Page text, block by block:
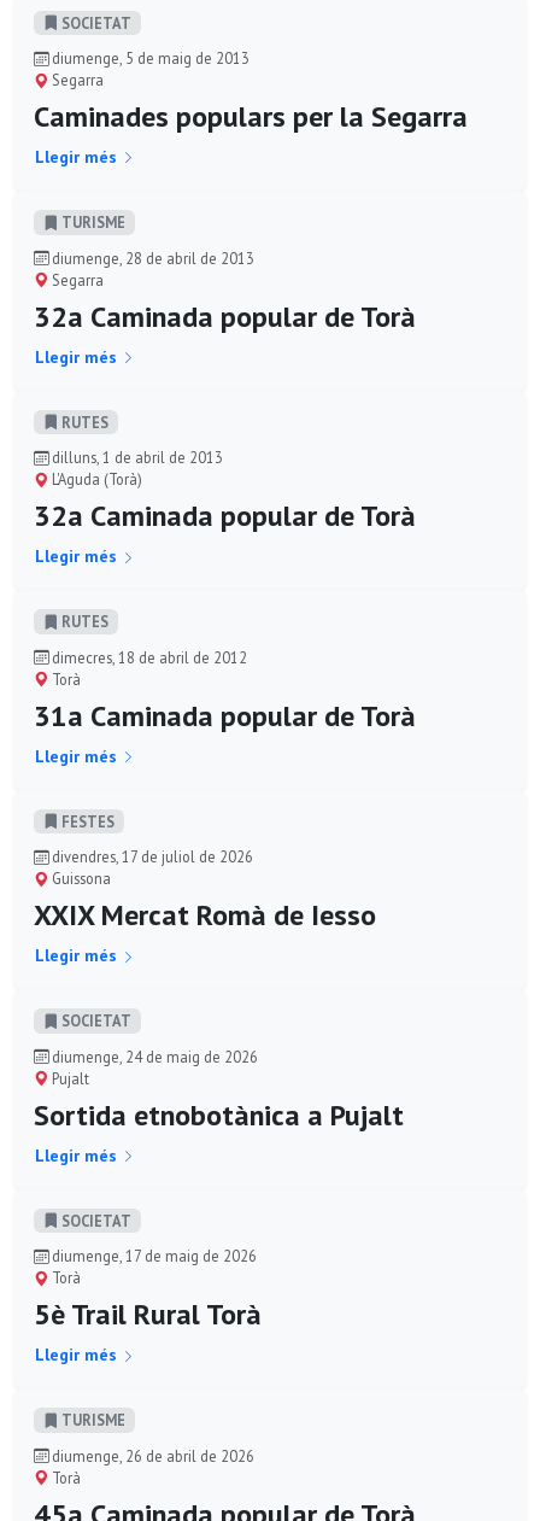
SOCIETAT
diumenge, 5 de maig de 2013
Segarra
Caminades populars per la Segarra
Llegir més
TURISME
diumenge, 28 de abril de 2013
Segarra
32a Caminada popular de Torà
Llegir més
RUTES
dilluns, 1 de abril de 2013
L'Aguda (Torà)
32a Caminada popular de Torà
Llegir més
RUTES
dimecres, 18 de abril de 2012
Torà
31a Caminada popular de Torà
Llegir més
FESTES
divendres, 17 de juliol de 2026
Guissona
XXIX Mercat Romà de Iesso
Llegir més
SOCIETAT
diumenge, 24 de maig de 2026
Pujalt
Sortida etnobotànica a Pujalt
Llegir més
SOCIETAT
diumenge, 17 de maig de 2026
Torà
5è Trail Rural Torà
Llegir més
TURISME
diumenge, 26 de abril de 2026
Torà